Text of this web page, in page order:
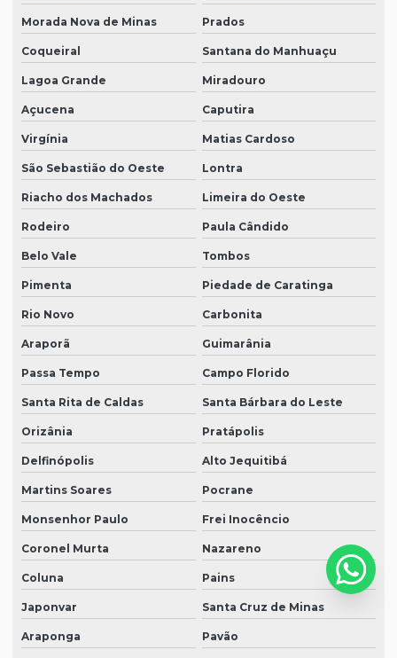
Morada Nova de Minas Prados
Coqueiral Santana do Manhuaçu
Lagoa Grande Miradouro
Açucena Caputira
Virgínia Matias Cardoso
São Sebastião do Oeste Lontra
Riacho dos Machados Limeira do Oeste
Rodeiro Paula Cândido
Belo Vale Tombos
Pimenta Piedade de Caratinga
Rio Novo Carbonita
Araporã Guimarânia
Passa Tempo Campo Florido
Santa Rita de Caldas Santa Bárbara do Leste
Orizânia Pratápolis
Delfinópolis Alto Jequitibá
Martins Soares Pocrane
Monsenhor Paulo Frei Inocêncio
Coronel Murta Nazareno
Coluna Pains
Japonvar Santa Cruz de Minas
Araponga Pavão